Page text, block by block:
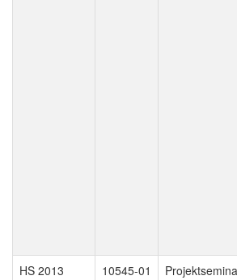
HS 2013 10545-01